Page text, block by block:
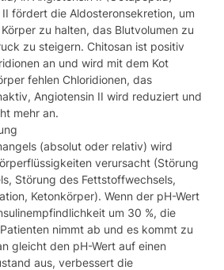
fördert die Aldosteronsekretion, um
zu halten, das Blutvolumen zu
zu steigern. Chitosan ist positiv
an und wird mit dem Kot
fehlen Chloridionen, das
Angiotensin II wird reduziert und
mehr an.
(absolut oder relativ) wird
verursacht (Störung
Störung des Fettstoffwechsels,
Ketonkörper). Wenn der pH-Wert
um 30 %, die
nimmt ab und es kommt zu
gleicht den pH-Wert auf einen
aus, verbessert die